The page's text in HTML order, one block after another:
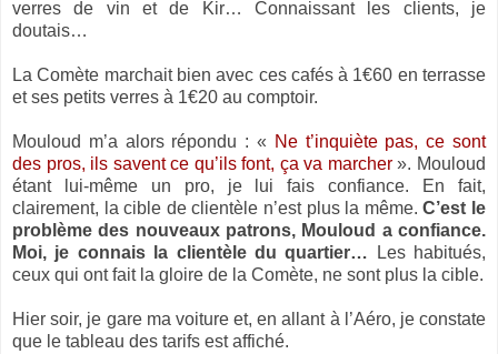
verres de vin et de Kir… Connaissant les clients, je
doutais…
La Comète marchait bien avec ces cafés à 1€60 en terrasse
et ses petits verres à 1€20 au comptoir.
Mouloud m’a alors répondu : « Ne t’inquiète pas, ce sont
des pros, ils savent ce qu’ils font, ça va marcher». Mouloud
étant lui-même un pro, je lui fais confiance. En fait,
clairement, la cible de clientèle n’est plus la même.C’est le
problème des nouveaux patrons, Mouloud a confiance.
Moi, je connais la clientèle du quartier… Les habitués,
ceux qui ont fait la gloire de la Comète, ne sont plus la cible.
Hier soir, je gare ma voiture et, en allant à l’Aéro, je constate
que le tableau des tarifs est affiché.